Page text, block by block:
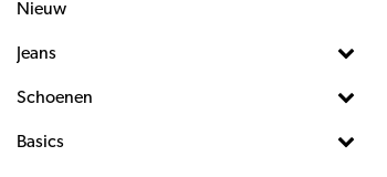
Nieuw
Jeans
Schoenen
Basics